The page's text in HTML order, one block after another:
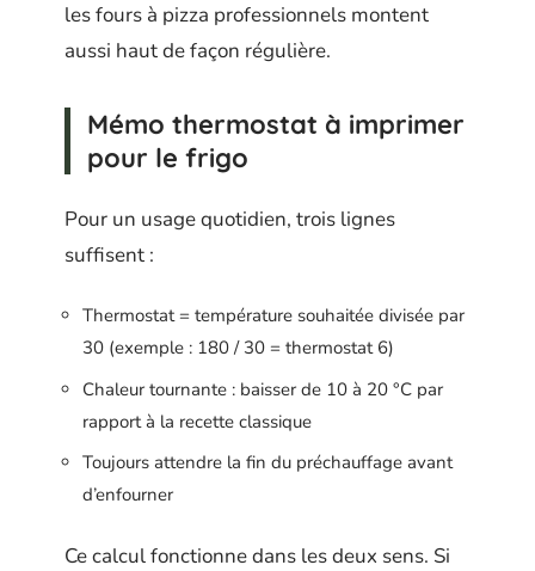
les fours à pizza professionnels montent
aussi haut de façon régulière.
Mémo thermostat à imprimer
pour le frigo
Pour un usage quotidien, trois lignes
suffisent :
Thermostat = température souhaitée divisée par
30 (exemple : 180 / 30 = thermostat 6)
Chaleur tournante : baisser de 10 à 20 °C par
rapport à la recette classique
Toujours attendre la fin du préchauffage avant
d’enfourner
Ce calcul fonctionne dans les deux sens. Si